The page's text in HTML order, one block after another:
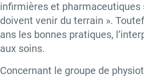
infirmières et pharmaceutiques
doivent venir du terrain ».
ans les bonnes pratiques,
aux soins.
Concernant le groupe de